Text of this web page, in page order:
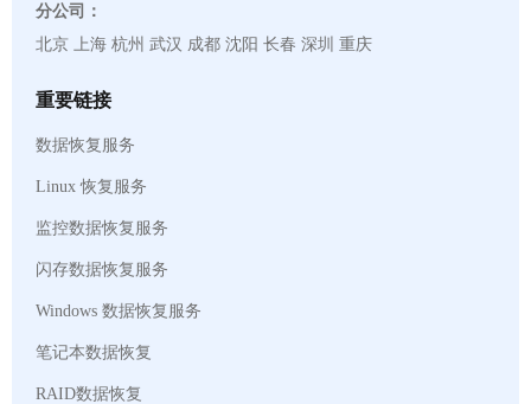
分公司：
北京 上海 杭州 武汉 成都 沈阳 长春 深圳 重庆
重要链接
数据恢复服务
Linux 恢复服务
监控数据恢复服务
闪存数据恢复服务
Windows 数据恢复服务
笔记本数据恢复
RAID数据恢复